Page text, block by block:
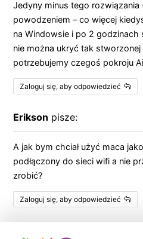
Jedyny minus tego rozwiązania
powodzeniem – co więcej
na Windowsie i po 2 godzinach
nie można ukryć tak
potrzebujemy czegoś pokroju
Zaloguj się, aby odpowiedzieć
Erikson pisze:
A jak bym chciał użyć maca
podłączony do sieci wifi a nie
zrobić?
Zaloguj się, aby odpowiedzieć